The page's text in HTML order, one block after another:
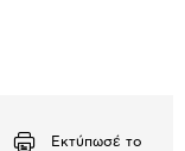
Εκτύπωσέ το